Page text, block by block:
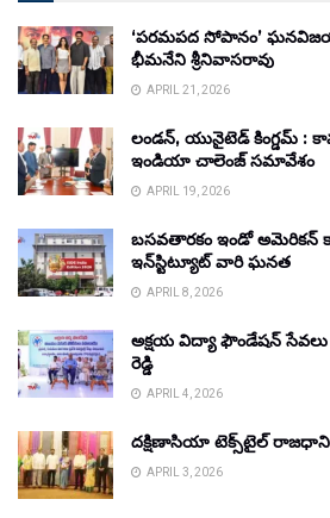
‘పరమపద సోపానం’
భీమనేని శ్రీనివాసరావు
APRIL 21, 2026
లండన్, యునైటెడ్ కింగ్డమ్ :
ఇండియా చాలెంజ్ సమావేశం
APRIL 19, 2026
బసవతారకం ఇండో అమెరికన్
ఇన్‌స్టిట్యూట్ వారి ఘనత
APRIL 8, 2026
అక్షయ విద్యా ఫౌండేషన్
రెడ్డి
APRIL 4, 2026
దక్షిణాసియా టెక్స్‌టైల్
APRIL 3, 2026